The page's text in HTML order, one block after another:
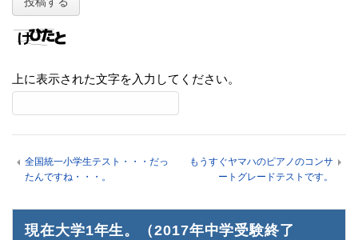
上に表示された文字を入力してください。
全国統一小学生テスト・・・だっ
たんですね・・・。
もうすぐヤマハのピアノのコンサ
ートグレードテストです。
現在大学1年生。（2017年中学受験終了